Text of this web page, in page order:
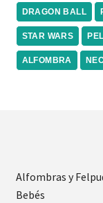
DRAGON BALL
STAR WARS
ALFOMBRA
Alfombras y
Bebés